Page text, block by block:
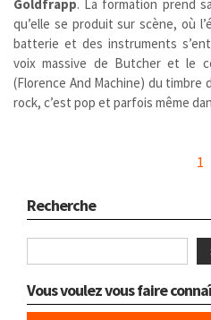
Goldfrapp. La formation prend
qu’elle se produit sur scène, où
batterie et des instruments
voix massive de Butcher et le
(Florence And Machine) du timbre
rock, c’est pop et parfois même
1
Recherche
Vous voulez vous faire